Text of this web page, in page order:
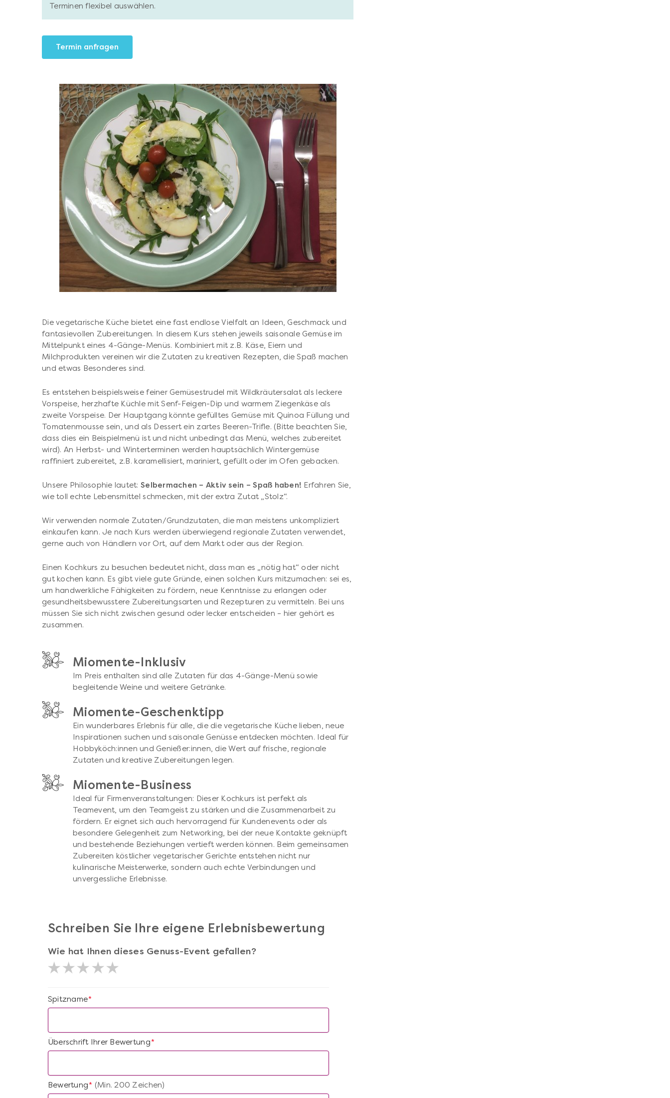
Terminen flexibel auswählen.
Termin anfragen
Die vegetarische Küche bietet eine fast endlose Vielfalt an Ideen, Geschmack und
fantasievollen Zubereitungen. In diesem Kurs stehen jeweils saisonale Gemüse im
Mittelpunkt eines 4-Gänge-Menüs. Kombiniert mit z.B. Käse, Eiern und
Milchprodukten vereinen wir die Zutaten zu kreativen Rezepten, die Spaß machen
und etwas Besonderes sind.
Es entstehen beispielsweise feiner Gemüsestrudel mit Wildkräutersalat als leckere
Vorspeise, herzhafte Küchle mit Senf-Feigen-Dip und warmem Ziegenkäse als
zweite Vorspeise. Der Hauptgang könnte gefülltes Gemüse mit Quinoa Füllung und
Tomatenmousse sein, und als Dessert ein zartes Beeren-Trifle. (Bitte beachten Sie,
dass dies ein Beispielmenü ist und nicht unbedingt das Menü, welches zubereitet
wird). An Herbst- und Winterterminen werden hauptsächlich Wintergemüse
raffiniert zubereitet, z.B. karamellisiert, mariniert, gefüllt oder im Ofen gebacken.
Unsere Philosophie lautet:Selbermachen – Aktiv sein – Spaß haben! Erfahren Sie,
wie toll echte Lebensmittel schmecken, mit der extra Zutat „Stolz“.
Wir verwenden normale Zutaten/Grundzutaten, die man meistens unkompliziert
einkaufen kann. Je nach Kurs werden überwiegend regionale Zutaten verwendet,
gerne auch von Händlern vor Ort, auf dem Markt oder aus der Region.
Einen Kochkurs zu besuchen bedeutet nicht, dass man es „nötig hat“ oder nicht
gut kochen kann. Es gibt viele gute Gründe, einen solchen Kurs mitzumachen: sei es,
um handwerkliche Fähigkeiten zu fördern, neue Kenntnisse zu erlangen oder
gesundheitsbewusstere Zubereitungsarten und Rezepturen zu vermitteln. Bei uns
müssen Sie sich nicht zwischen gesund oder lecker entscheiden – hier gehört es
zusammen.
Miomente-Inklusiv
Im Preis enthalten sind alle Zutaten für das 4-Gänge-Menü sowie
begleitende Weine und weitere Getränke.
Miomente-Geschenktipp
Ein wunderbares Erlebnis für alle, die die vegetarische Küche lieben, neue
Inspirationen suchen und saisonale Genüsse entdecken möchten. Ideal für
Hobbyköch:innen und Genießer:innen, die Wert auf frische, regionale
Zutaten und kreative Zubereitungen legen.
Miomente-Business
Ideal für Firmenveranstaltungen: Dieser Kochkurs ist perfekt als
Teamevent, um den Teamgeist zu stärken und die Zusammenarbeit zu
fördern. Er eignet sich auch hervorragend für Kundenevents oder als
besondere Gelegenheit zum Networking, bei der neue Kontakte geknüpft
und bestehende Beziehungen vertieft werden können. Beim gemeinsamen
Zubereiten köstlicher vegetarischer Gerichte entstehen nicht nur
kulinarische Meisterwerke, sondern auch echte Verbindungen und
unvergessliche Erlebnisse.
Schreiben Sie Ihre eigene Erlebnisbewertung
Wie hat Ihnen dieses Genuss-Event gefallen?
*
Spitzname
*
Überschrift Ihrer Bewertung
*
Bewertung(Min. 200 Zeichen)